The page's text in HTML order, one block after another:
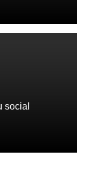
social